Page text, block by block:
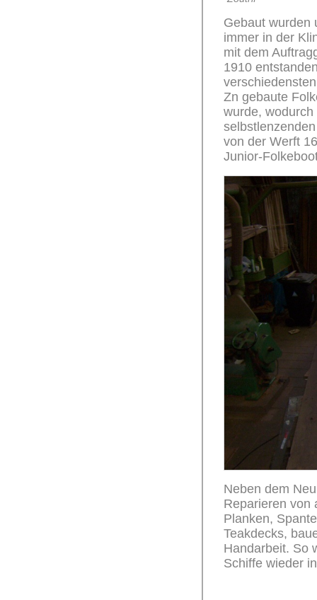
Gebaut wurden
immer in der
mit dem
1910
Zn gebaute
wurde,
von der Werft
Junior-
Neben dem
Reparieren von
Planken,
Teakdecks,
Handarbeit. So
Schiffe wieder